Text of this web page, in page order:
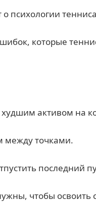
психологии
которые
активом на
между точками.
последний
чтобы освоить